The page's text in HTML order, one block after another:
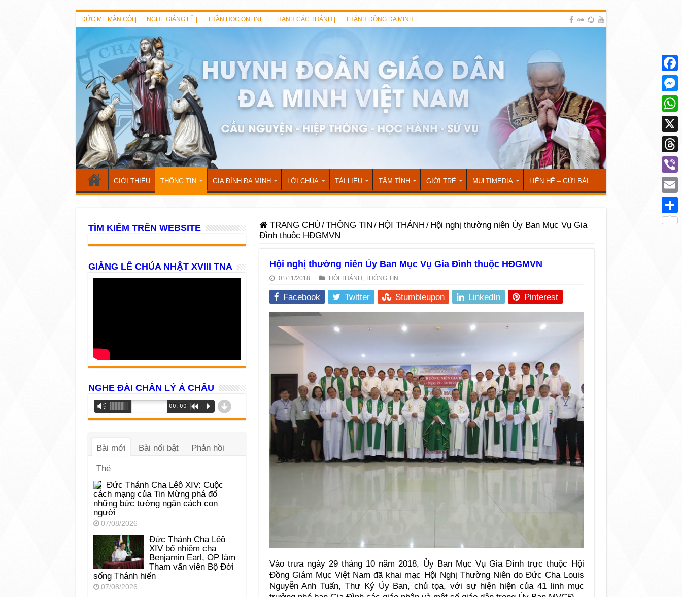
ĐỨC MẸ MÂN CÔI | NGHE GIẢNG LỄ | THẦN HỌC ONLINE | HẠNH CÁC THÁNH | THÁNH DÒNG ĐA MINH |
GIỚI THIỆU THÔNG TIN GIA ĐÌNH ĐA MINH LỜI CHÚA TÀI LIỆU TÂM TÌNH GIỚI TRẺ MULTIMEDIA LIÊN HỆ – GỬI BÀI
TRANG CHỦ /THÔNG TIN / HỘI THÁNH / Hội nghị thường niên Ủy Ban Mục Vụ Gia
Đình thuộc HĐGMVN
Hội nghị thường niên Ủy Ban Mục Vụ Gia Đình thuộc HĐGMVN
01/11/2018 HỘI THÁNH , THÔNG TIN
Facebook Twitter Stumbleupon LinkedIn Pinterest
Vào trưa ngày 29 tháng 10 năm 2018, Ủy Ban Mục Vụ Gia Đình trực thuộc Hội
Đồng Giám Mục Việt Nam đã khai mạc Hội Nghị Thường Niên do Đức Cha Louis
Nguyễn Anh Tuấn, Thư Ký Ủy Ban, chủ tọa, với sự hiện hiện của 41 linh mục
TÌM KIẾM TRÊN WEBSITE
GIẢNG LỄ CHÚA NHẬT XVIII TNA
NGHE ĐÀI CHÂN LÝ Á CHÂU
Trình
phát
âm
Vm 00:00 R P d
Bài mới Bài nổi bật Phản hồi
Thẻ
Đức Thánh Cha Lêô XIV: Cuộc
cách mạng của Tin Mừng phá đổ
những bức tường ngăn cách con
người
07/08/2026
Đức Thánh Cha Lêô
XIV bổ nhiệm cha
Benjamin Earl, OP làm
Tham vấn viên Bộ Đời
sống Thánh hiến
07/08/2026
X
Viber